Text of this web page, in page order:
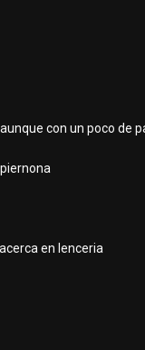
con un poco de
en lenceria